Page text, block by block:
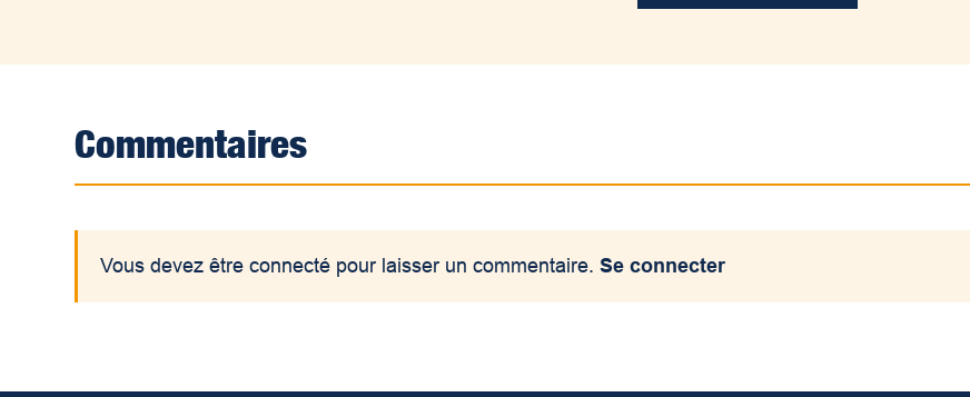
Commentaires
Vous devez être connecté pour laisser un commentaire.Se connecter